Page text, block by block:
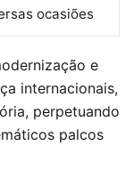
ocasiões
e
internacionais,
perpetuando
palcos